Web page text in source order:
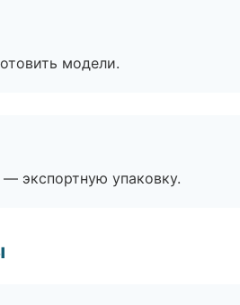
модели.
экспортную упаковку.